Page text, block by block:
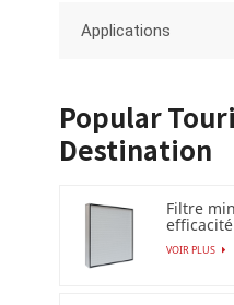
Applications
Popular
Destination
Filtre
de
/ULPA)
VOIR PLUS